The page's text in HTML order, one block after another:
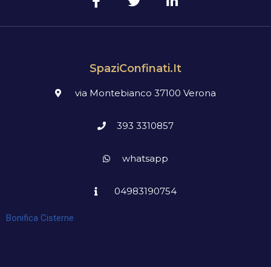
SpaziConfinati.it
via Montebianco 37100 Verona
393 3310857
whatsapp
04983190754
Bonifica Cisterne